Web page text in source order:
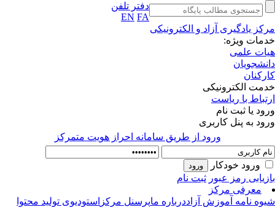
دفتر تلفن
EN FA
یادگیری آزاد و الکترونیکی
ویژه:
علمی
الکترونیکی
با ریاست
یا ثبت نام
به پنل کاربری
ورود از طريق سامانه احراز هويت متمركز
ورود خودکار
رمز عبور ثبت نام
معرفی مرکز
نامه آموزش آزاد درباره ماپرسنل مرکزاستودیوی تولید محتوا